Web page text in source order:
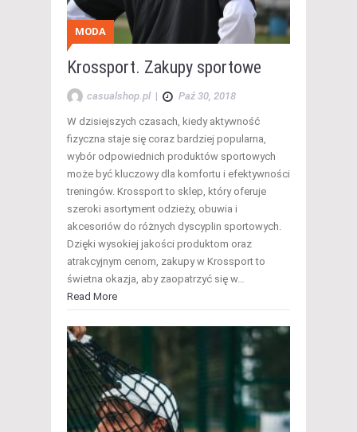
MODA
Krossport. Zakupy sportowe
casualshop.pl | Paź 30, 2018
W dzisiejszych czasach, kiedy aktywność
fizyczna staje się coraz bardziej popularna,
wybór odpowiednich produktów sportowych
może być kluczowy dla komfortu i efektywności
treningów. Krossport to sklep, który oferuje
szeroki asortyment odzieży, obuwia i
akcesoriów do różnych dyscyplin sportowych.
Dzięki wysokiej jakości produktom oraz
atrakcyjnym cenom, zakupy w Krossport to
świetna okazja, aby zaopatrzyć się w…
Read More